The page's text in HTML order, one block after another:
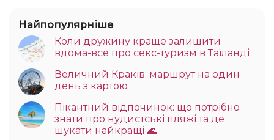
Найпопулярніше
Коли дружину краще залишити
вдома-все про секс-туризм в Таїланді
Величний Краків: маршрут на один
день з картою
Пікантний відпочинок: що потрібно
знати про нудистські пляжі та де
шукати найкращі 🌊